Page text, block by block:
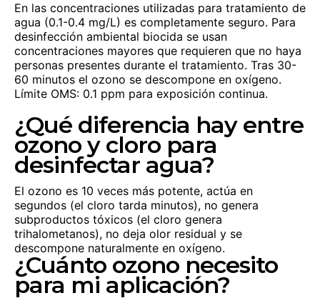
En las concentraciones utilizadas para tratamiento de
agua (0.1-0.4 mg/L) es completamente seguro. Para
desinfección ambiental biocida se usan
concentraciones mayores que requieren que no haya
personas presentes durante el tratamiento. Tras 30-
60 minutos el ozono se descompone en oxígeno.
Límite OMS: 0.1 ppm para exposición continua.
¿Qué diferencia hay entre
ozono y cloro para
desinfectar agua?
El ozono es 10 veces más potente, actúa en
segundos (el cloro tarda minutos), no genera
subproductos tóxicos (el cloro genera
trihalometanos), no deja olor residual y se
descompone naturalmente en oxígeno.
¿Cuánto ozono necesito
para mi aplicación?